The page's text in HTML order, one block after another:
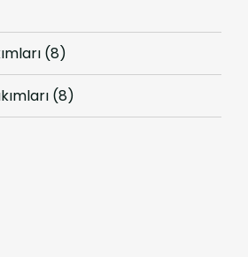
(8)
(8)